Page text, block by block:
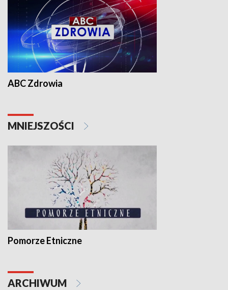
ABC Zdrowia
MNIEJSZOŚCI
Pomorze Etniczne
ARCHIWUM